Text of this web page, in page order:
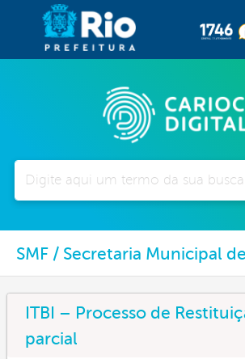
SMF / Secretaria Municipal
ITBI – Processo de
parcial